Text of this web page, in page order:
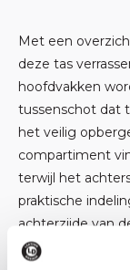
Met een
deze tas
hoofdvakken
tussenschot dat
het veilig
compartiment
terwijl het
praktische
achterzijde van
extra ritsvak,